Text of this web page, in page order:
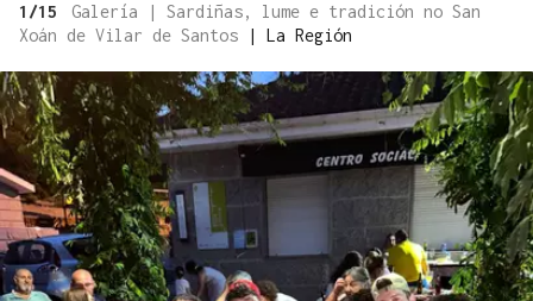
1/15
Galería | Sardiñas, lume e tradición no San
Xoán de Vilar de Santos
La Región